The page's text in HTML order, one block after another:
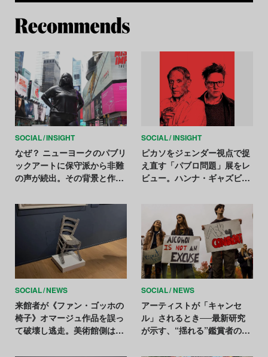
SOCIAL INSIGHT
なぜ？ ニューヨークのパブリ
ックアートに保守派から非難
の声が続出。その背景と作品
SOCIAL INSIGHT
ピカソをジェンダー視点で捉
え直す「パブロ問題」展をレ
ビュー。ハンナ・ギャズビー
SOCIAL NEWS
来館者が《ファン・ゴッホの
椅子》オマージュ作品を誤っ
て破壊し逃走。美術館側は
SOCIAL NEWS
アーティストが「キャンセ
ル」されるとき──最新研究
が示す、“揺れる”鑑賞者の評